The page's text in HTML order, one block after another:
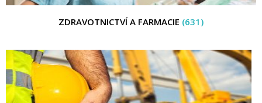
ZDRAVOTNICTVÍ A FARMACIE (631)